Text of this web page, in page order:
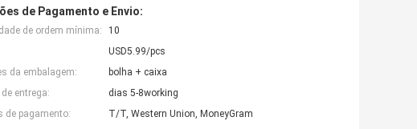
de Pagamento e Envio:
de ordem mínima:
10
USD5.99/pcs
da embalagem:
bolha + caixa
entrega:
dias 5-8working
de pagamento:
T/T, Western Union, MoneyGram